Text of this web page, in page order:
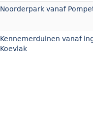
Noorderpark vanaf
Kennemerduinen vanaf
Koevlak